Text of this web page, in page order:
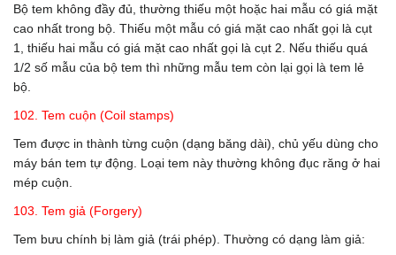
Bộ tem không đầy đủ, thường thiếu một hoặc hai mẫu có giá mặt
cao nhất trong bộ. Thiếu một mẫu có giá mặt cao nhất gọi là cụt
1, thiếu hai mẫu có giá mặt cao nhất gọi là cụt 2. Nếu thiếu quá
1/2 số mẫu của bộ tem thì những mẫu tem còn lại gọi là tem lẻ
bộ.
102. Tem cuộn (Coil stamps)
Tem được in thành từng cuộn (dạng băng dài), chủ yếu dùng cho
máy bán tem tự động. Loại tem này thường không đục răng ở hai
mép cuộn.
103. Tem giả (Forgery)
Tem bưu chính bị làm giả (trái phép). Thường có dạng làm giả: